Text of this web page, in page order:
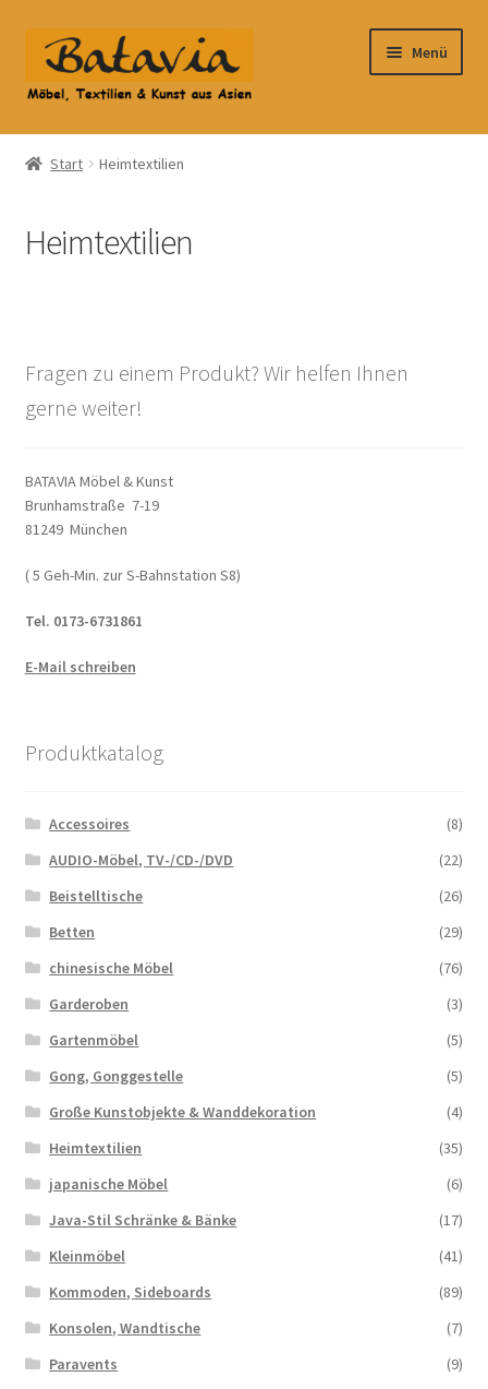
Zur
Navigation
springen
Zum
Inhalt
springen
Menü
Start
AGB
Datenschutzbelehrung
Datenschutzerklärung
Heimtextilien
Impressum
Shop
Versandarten
Versandkosten und Zahlungsbedingungen
Warenkorb
Wohnzimmertisch mit Stühlen
Zahlungsarten
Start Heimtextilien
Heimtextilien
Fragen zu einem Produkt? Wir helfen Ihnen
gerne weiter!
BATAVIA Möbel & Kunst
Brunhamstraße 7-19
81249 München
( 5 Geh-Min. zur S-Bahnstation S8)
Tel. 0173-6731861
E-Mail schreiben
Produktkatalog
Accessoires
(8)
AUDIO-Möbel, TV-/CD-/DVD
(22)
Beistelltische
(26)
Betten
(29)
chinesische Möbel
(76)
Garderoben
(3)
Gartenmöbel
(5)
Gong, Gonggestelle
(5)
Große Kunstobjekte & Wanddekoration
(4)
Heimtextilien
(35)
japanische Möbel
(6)
Java-Stil Schränke & Bänke
(17)
Kleinmöbel
(41)
Kommoden, Sideboards
(89)
Konsolen, Wandtische
(7)
Paravents
(9)